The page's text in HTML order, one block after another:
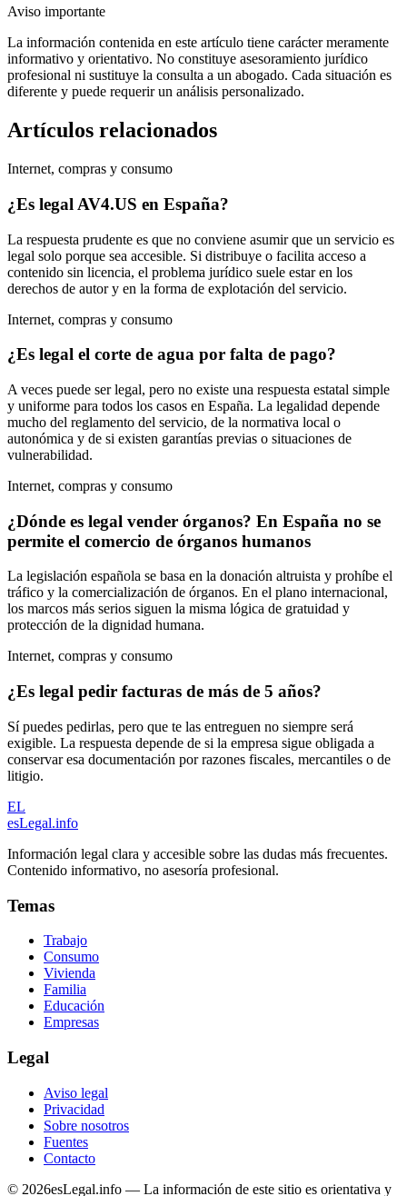
Aviso importante
La información contenida en este artículo tiene carácter meramente
informativo y orientativo. No constituye asesoramiento jurídico
profesional ni sustituye la consulta a un abogado. Cada situación es
diferente y puede requerir un análisis personalizado.
Artículos relacionados
Internet, compras y consumo
¿Es legal AV4.US en España?
La respuesta prudente es que no conviene asumir que un servicio es
legal solo porque sea accesible. Si distribuye o facilita acceso a
contenido sin licencia, el problema jurídico suele estar en los
derechos de autor y en la forma de explotación del servicio.
Internet, compras y consumo
¿Es legal el corte de agua por falta de pago?
A veces puede ser legal, pero no existe una respuesta estatal simple
y uniforme para todos los casos en España. La legalidad depende
mucho del reglamento del servicio, de la normativa local o
autonómica y de si existen garantías previas o situaciones de
vulnerabilidad.
Internet, compras y consumo
¿Dónde es legal vender órganos? En España no se
permite el comercio de órganos humanos
La legislación española se basa en la donación altruista y prohíbe el
tráfico y la comercialización de órganos. En el plano internacional,
los marcos más serios siguen la misma lógica de gratuidad y
protección de la dignidad humana.
Internet, compras y consumo
¿Es legal pedir facturas de más de 5 años?
Sí puedes pedirlas, pero que te las entreguen no siempre será
exigible. La respuesta depende de si la empresa sigue obligada a
conservar esa documentación por razones fiscales, mercantiles o de
litigio.
EL
esLegal.info
Información legal clara y accesible sobre las dudas más frecuentes.
Contenido informativo, no asesoría profesional.
Temas
Trabajo
Consumo
Vivienda
Familia
Educación
Empresas
Legal
Aviso legal
Privacidad
Sobre nosotros
Fuentes
Contacto
© 2026esLegal.info — La información de este sitio es orientativa y